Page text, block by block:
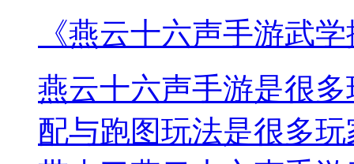
《燕云十六声手游武
燕云十六声手游是很
配与跑图玩法是很多